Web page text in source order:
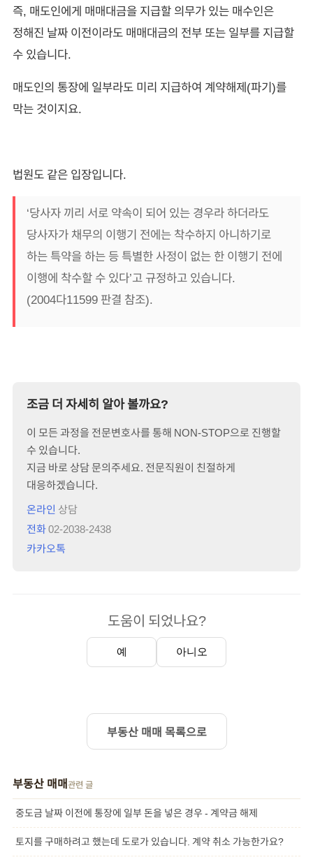
즉, 매도인에게 매매대금을 지급할 의무가 있는 매수인은
정해진 날짜 이전이라도 매매대금의 전부 또는 일부를 지급할
수 있습니다.
매도인의 통장에 일부라도 미리 지급하여 계약해제(파기)를
막는 것이지요.
법원도 같은 입장입니다.
‘당사자 끼리 서로 약속이 되어 있는 경우라 하더라도
당사자가 채무의 이행기 전에는 착수하지 아니하기로
하는 특약을 하는 등 특별한 사정이 없는 한 이행기 전에
이행에 착수할 수 있다’고 규정하고 있습니다.
(2004다11599 판결 참조).
조금 더 자세히 알아 볼까요?
이 모든 과정을 전문변호사를 통해 NON-STOP으로 진행할
수 있습니다.
지금 바로 상담 문의주세요. 전문직원이 친절하게
대응하겠습니다.
온라인 상담
전화02-2038-2438
카카오톡
도움이 되었나요?
예 아니오
부동산 매매 목록으로
부동산 매매관련 글
중도금 날짜 이전에 통장에 일부 돈을 넣은 경우 - 계약금 해제
토지를 구매하려고 했는데 도로가 있습니다. 계약 취소 가능한가요?